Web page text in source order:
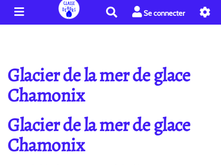
e
c
Se connecter
Glacier de la mer de glace
Chamonix
Glacier de la mer de glace
Chamonix